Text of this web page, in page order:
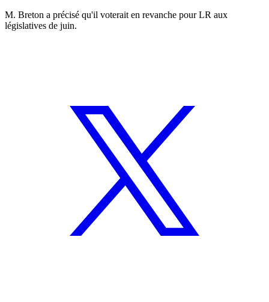
M. Breton a précisé qu'il voterait en revanche pour LR aux
législatives de juin.